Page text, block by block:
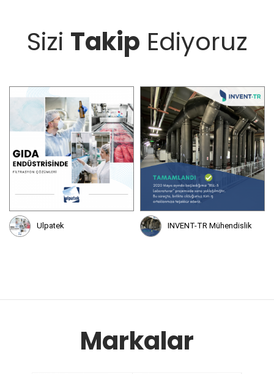
Sizi Takip Ediyoruz
INVENT-TR Mühendislik Sartorius Sartonet Türkiye
Markalar